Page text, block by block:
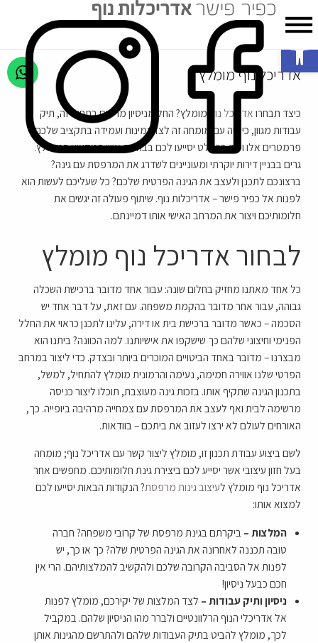
פתח סרגל נגישות
אדריכל נוף מומלץ
כיצד תבחרו אדריכל נוף מומלץ? החל מניסיון מרשים בתחום זה, תיק
עבודות מגוון, כימיה עם מומחה זה לצד זמינות ועמידה בתקציב שלכם –
פרמטרים אלו ועוד בהחלט יסייעו לכם בבחירת איש המקצוע המומלץ.
גרים בבניין דירות יוקרתי ומעוניינים לשדרג את המרפסת עם גינה?
ברצונכם לתכנן ולעצב את הגינה הפרטית שלכם? כל שעליכם לעשות הוא
לפנות אל כפיר פישר – אדריכלות נוף. שיתוף פעולה זה יגשים את
חלומותיכם ויצור את המרחב האישי אותו דמיינתם.
לבחור אדריכל נוף מומלץ
כל אחד מאתנו מחזיק בחלום שונה: עבור אחד מדובר ברכישת השכלה
גבוהה, עבור אחר מדובר בהקמת משפחה. עם זאת, על דבר אחד יש
הסכמה – כאשר מדובר ברכישת בית או דירה, עלינו לתכנן כראוי את החלל
הפנימי וחיצוני שלהם כך שישקפו את אישיותנו. למה הכוונה? ביתנו הוא
מבצרנו – מדובר באחד הביטויים המוכרים ביותר ובצדק. כדי ליצור במרחב
הפרטי שלנו אווירה חמימה, נעימה והרמונית מומלץ להתחיל, למשל,
בתכנון הגינה שתקיף אותו. בזכות גינה מעוצבת, תוכלו ליצור כניסה
מרשימה לבית ואף לעצב את המרפסת עם צמחייה מרהיבה ביופייה. כך,
האורחים לעולם לא ירצו לעזוב את ביתכם – בוודאות.
לשם ביצוע עבודת תכנון זו, מומלץ ליצור קשר עם אדריכל נוף; מומחה
בעל חזון עיצובי אשר יסייע לכם ביצירת גינת חלומותיכם. מחפשים אחר
אדריכל נוף מומלץ לעיצוב גינות מרפסת? הנקודות הבאות יסייעו לכם
למצוא אותו:
המלצות – ביקרתם בגינת מרפסת של קרובי משפחה? חברה
טובה תכננה לאחרונה את הגינה הפרטית שלה? כך או כך, יש
לפנות אל הסביבה הקרובה שלכם ולהקשיב להמלצותיהם. הרי אין
חכם כבעל ניסיון!
ניסיון ותיק עבודות – לצד המלצות של יקירכם, מומלץ לפנות
אל אדריכלי הנוף הרלוונטיים ולברר מהו הניסיון שלהם. במקביל
לכך, מומלץ להביט בתיק העבודות שלהם ולהתרשם מהגינות אותן